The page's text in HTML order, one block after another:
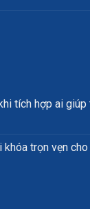
tích hợp ai
khóa trọn vẹn